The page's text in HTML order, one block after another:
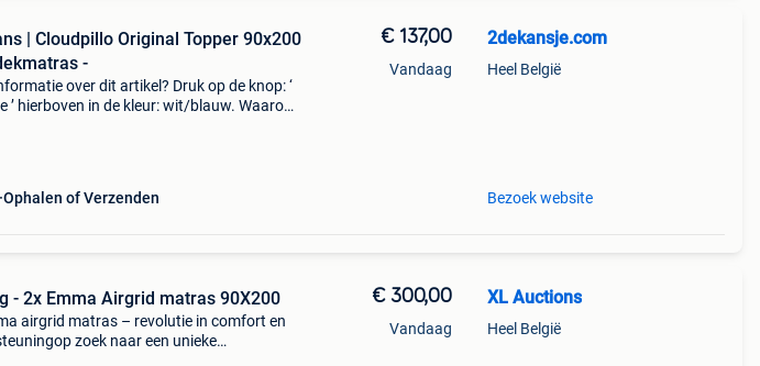
| Cloudpillo Original Topper 90x200
-
over dit artikel? Druk op de knop: ‘
’ hierboven in de kleur: wit/blauw. Waarom
Ophalen of Verzenden
€ 137,00
Vandaag
2dekansje.com
Heel België
Bezoek website
- 2x Emma Airgrid matras 90X200
airgrid matras – revolutie in comfort en
zoek naar een unieke
€ 300,00
Vandaag
XL Auctions
Heel België